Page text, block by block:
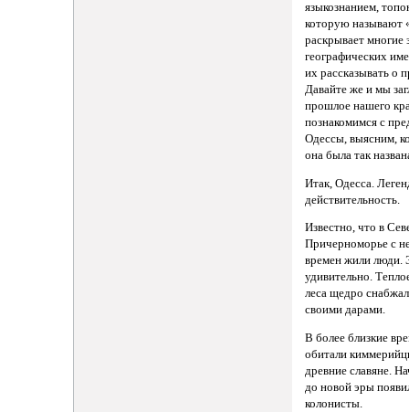
языкознанием,
которую называют
раскрывает многие
географических
их рассказывать о
Давайте же и мы
прошлое нашего
познакомимся с
Одессы, выясним,
она была так
Итак, Одесса.
действительность.
Известно, что в
Причерноморье с
времен жили люди.
удивительно.
леса щедро
своими дарами.
В более близкие
обитали
древние славяне.
до новой эры
колонисты.